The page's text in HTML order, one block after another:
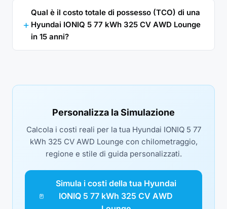
Qual è il costo totale di possesso (TCO) di una
Hyundai IONIQ 5 77 kWh 325 CV AWD Lounge
in 15 anni?
Personalizza la Simulazione
Calcola i costi reali per la tua Hyundai IONIQ 5 77
kWh 325 CV AWD Lounge con chilometraggio,
regione e stile di guida personalizzati.
Simula i costi della tua Hyundai
IONIQ 5 77 kWh 325 CV AWD